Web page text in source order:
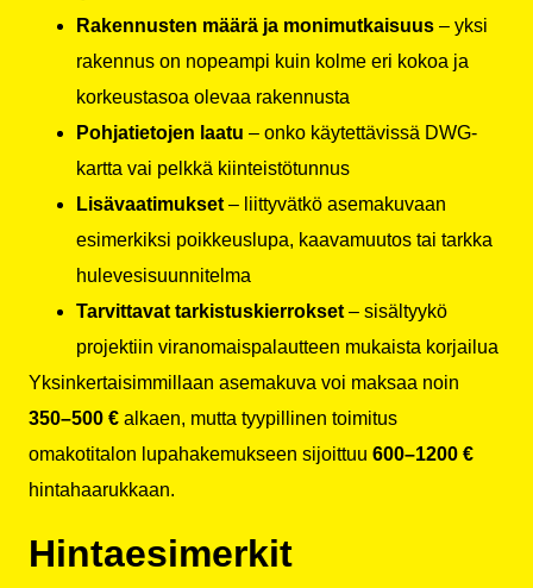
Rakennusten määrä ja monimutkaisuus – yksi
rakennus on nopeampi kuin kolme eri kokoa ja
korkeustasoa olevaa rakennusta
Pohjatietojen laatu – onko käytettävissä DWG-
kartta vai pelkkä kiinteistötunnus
Lisävaatimukset – liittyvätkö asemakuvaan
esimerkiksi poikkeuslupa, kaavamuutos tai tarkka
hulevesisuunnitelma
Tarvittavat tarkistuskierrokset – sisältyykö
projektiin viranomaispalautteen mukaista korjailua
Yksinkertaisimmillaan asemakuva voi maksaa noin
350–500 € alkaen, mutta tyypillinen toimitus
omakotitalon lupahakemukseen sijoittuu 600–1200 €
hintahaarukkaan.
Hintaesimerkit